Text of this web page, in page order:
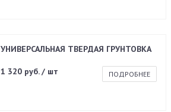
УНИВЕРСАЛЬНАЯ ТВЕРДАЯ ГРУНТОВКА
1 320 руб. / шт ПОДРОБНЕЕ